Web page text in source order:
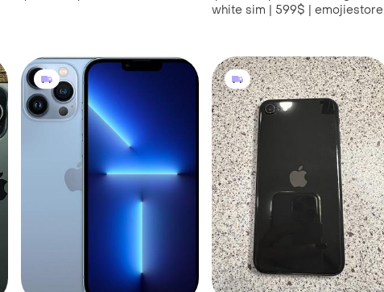
white sim | 599$ | emojiestore